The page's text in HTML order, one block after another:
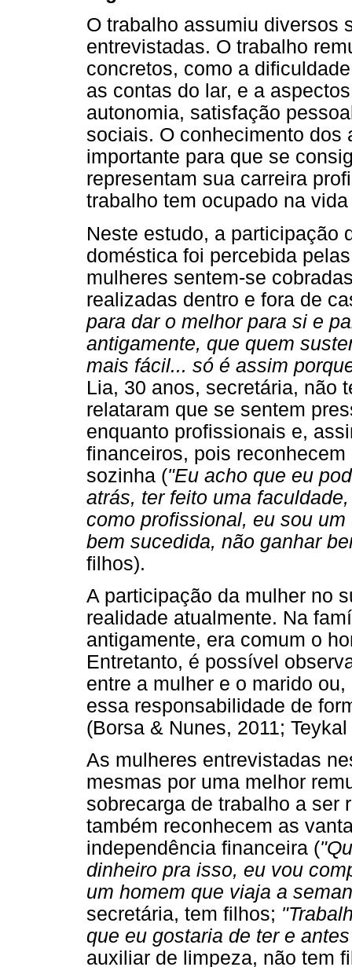
O trabalho assumiu diversos
entrevistadas. O trabalho
concretos, como a
as contas do lar, e a
autonomia, satisfação
sociais. O conhecimento dos
importante para que se
representam sua carreira
trabalho tem ocupado na
Neste estudo, a participação
doméstica foi percebida
mulheres sentem-se
realizadas dentro e fora de
para dar o melhor para si e
antigamente, que quem
mais fácil... só é assim
Lia, 30 anos, secretária, não
relataram que se sentem
enquanto profissionais e,
financeiros, pois
sozinha ("Eu acho que eu
atrás, ter feito uma
como profissional, eu sou
bem sucedida, não ganhar
filhos).
A participação da mulher no
realidade atualmente. Na
antigamente, era comum o
Entretanto, é possível
entre a mulher e o marido
essa responsabilidade de
(Borsa & Nunes, 2011;
As mulheres entrevistadas
mesmas por uma melhor
sobrecarga de trabalho a ser
também reconhecem as
independência financeira (
dinheiro pra isso, eu vou
um homem que viaja a
secretária, tem filhos;
que eu gostaria de ter e
auxiliar de limpeza, não tem